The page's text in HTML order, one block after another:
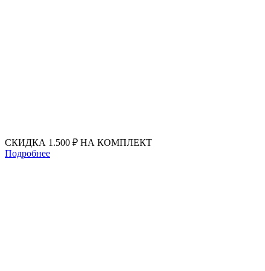
СКИДКА 1.500 ₽ НА КОМПЛЕКТ
Подробнее